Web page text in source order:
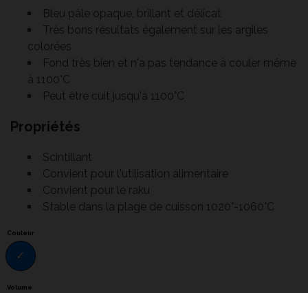
Bleu pâle opaque, brillant et délicat
Très bons résultats également sur les argiles
colorées
Fond très bien et n'a pas tendance à couler même
à 1100°C
Peut être cuit jusqu'à 1100°C
Propriétés
Scintillant
Convient pour l'utilisation alimentaire
Convient pour le raku
Stable dans la plage de cuisson 1020°-1060°C
Couleur
Volume